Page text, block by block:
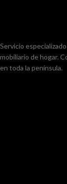
Servicio
mobiliario de hogar.
en toda la península.